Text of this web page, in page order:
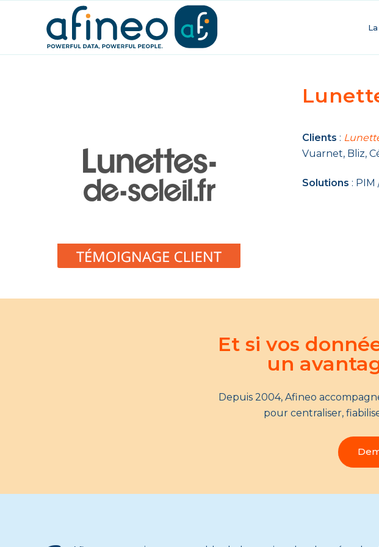
Clients :
Vuarnet, Bliz,
Solutions : PIM
Et si vos
un
Depuis 2004, Afineo
pour centraliser,